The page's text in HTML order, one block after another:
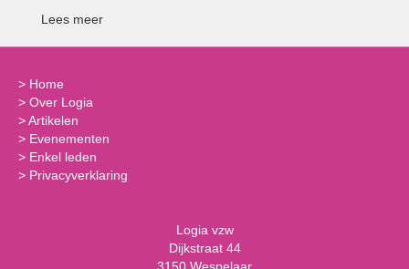
Lees meer
> Home
> Over Logia
>Artikelen
> Evenementen
> Enkel leden
> Privacyverklaring
Logia vzw
Dijkstraat 44